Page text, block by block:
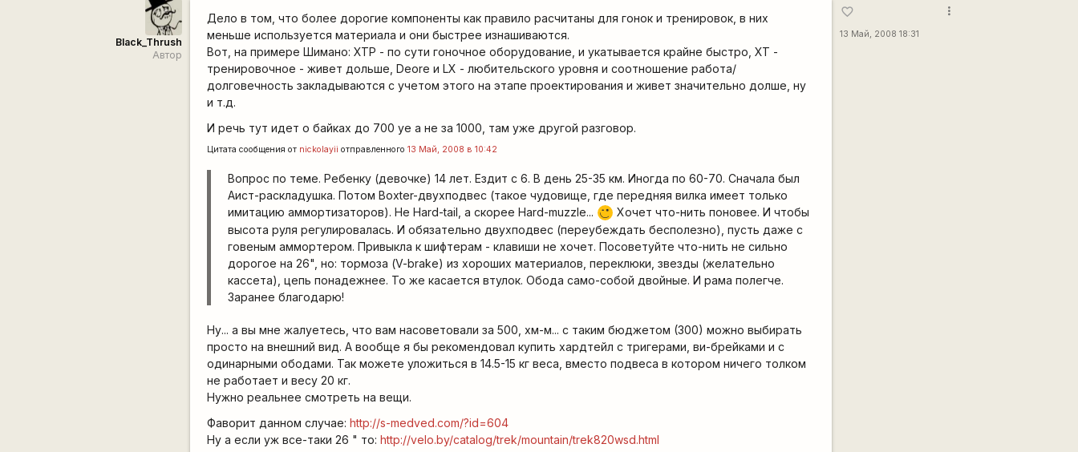
Black_Thrush
Автор
Дело в том, что более дорогие компоненты как правило расчитаны для гонок и тренировок, в них
меньше используется материала и они быстрее изнашиваются.
Вот, на примере Шимано: ХТР - по сути гоночное оборудование, и укатывается крайне быстро, ХТ -
тренировочное - живет дольше, Deore и LX - любительского уровня и соотношение работа/
долговечность закладываются с учетом этого на этапе проектирования и живет значительно долше, ну
и т.д.
И речь тут идет о байках до 700 уе а не за 1000, там уже другой разговор.
Цитата сообщения от nickolayii отправленного13 Май, 2008 в 10:42
Вопрос по теме. Ребенку (девочке) 14 лет. Ездит с 6. В день 25-35 км. Иногда по 60-70. Сначала был
Аист-раскладушка. Потом Boxter-двухподвес (такое чудовище, где передняя вилка имеет только
имитацию аммортизаторов). Не Hard-tail, а скорее Hard-muzzle...
;) Хочет что-нить поновее. И чтобы
высота руля регулировалась. И обязательно двухподвес (переубеждать бесполезно), пусть даже с
говеным аммортером. Привыкла к шифтерам - клавиши не хочет. Посоветуйте что-нить не сильно
дорогое на 26", но: тормоза (V-brake) из хороших материалов, переклюки, звезды (желательно
кассета), цепь понадежнее. То же касается втулок. Обода само-собой двойные. И рама полегче.
Заранее благодарю!
Ну... а вы мне жалуетесь, что вам насоветовали за 500, хм-м... с таким бюджетом (300) можно выбирать
просто на внешний вид. А вообще я бы рекомендовал купить хардтейл с тригерами, ви-брейками и с
одинарными ободами. Так можете уложиться в 14.5-15 кг веса, вместо подвеса в котором ничего толком
не работает и весу 20 кг.
Нужно реальнее смотреть на вещи.
Фаворит данном случае:http://s-medved.com/?id=604
Ну а если уж все-таки 26 " то:http://velo.by/catalog/trek/mountain/trek820wsd.html
favorite_border
13 Май, 2008 18:31
more_vert